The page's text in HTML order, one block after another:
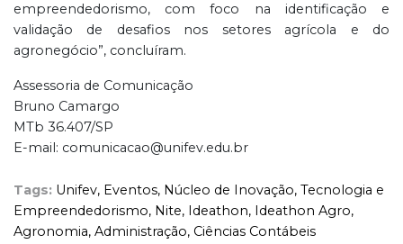
empreendedorismo, com foco na identificação e
validação de desafios nos setores agrícola e do
agronegócio”, concluíram.
Assessoria de Comunicação
Bruno Camargo
MTb 36.407/SP
E-mail: comunicacao@unifev.edu.br
Tags: Unifev, Eventos, Núcleo de Inovação, Tecnologia e
Empreendedorismo, Nite, Ideathon, Ideathon Agro,
Agronomia, Administração, Ciências Contábeis